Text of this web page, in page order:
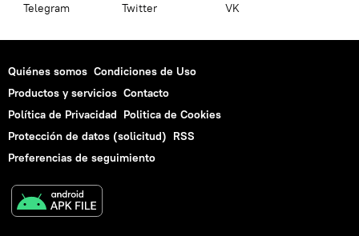
Telegram Twitter VK
Quiénes somos Condiciones de Uso
Productos y servicios Contacto
Política de Privacidad Politica de Cookies
Protección de datos (solicitud) RSS
Preferencias de seguimiento